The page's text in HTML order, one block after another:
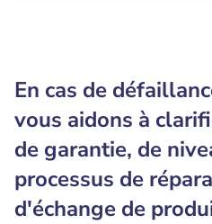
En cas de
vous aidons à
de garantie, de
processus de
d'échange de